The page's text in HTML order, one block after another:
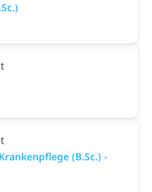
(B.Sc.) -